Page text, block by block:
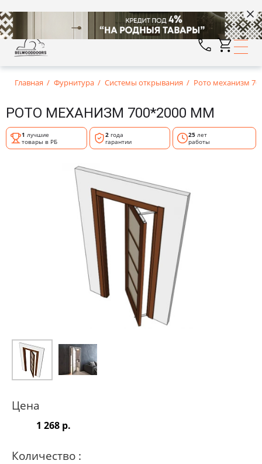
Главная Фурнитура Системы открывания Рото механизм
РОТО МЕХАНИЗМ 700*2000 ММ
1 лучшие
товары в РБ
2года
гарантии
25 лет
работы
Цена
1 268 р.
Количество :